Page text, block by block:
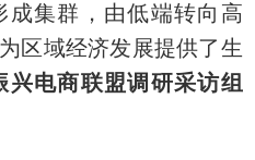
成集群，由低端转向高
区域经济发展提供了生
兴电商联盟调研采访组